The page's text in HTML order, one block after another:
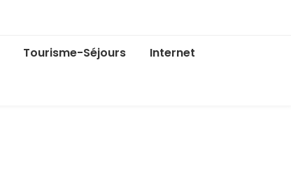
Tourisme-Séjours Internet